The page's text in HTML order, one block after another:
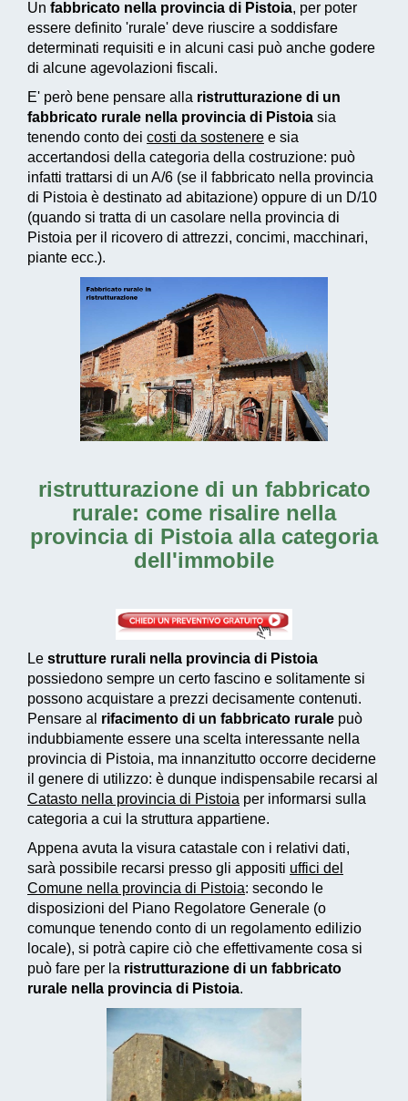
Un fabbricato nella provincia di Pistoia, per poter
essere definito 'rurale' deve riuscire a soddisfare
determinati requisiti e in alcuni casi può anche godere
di alcune agevolazioni fiscali.
E' però bene pensare alla ristrutturazione di un
fabbricato rurale nella provincia di Pistoia sia
tenendo conto dei costi da sostenere e sia
accertandosi della categoria della costruzione: può
infatti trattarsi di un A/6 (se il fabbricato nella provincia
di Pistoia è destinato ad abitazione) oppure di un D/10
(quando si tratta di un casolare nella provincia di
Pistoia per il ricovero di attrezzi, concimi, macchinari,
piante ecc.).
ristrutturazione di un fabbricato
rurale: come risalire nella
provincia di Pistoia alla categoria
dell'immobile
Le strutture rurali nella provincia di Pistoia
possiedono sempre un certo fascino e solitamente si
possono acquistare a prezzi decisamente contenuti.
Pensare al rifacimento di un fabbricato rurale può
indubbiamente essere una scelta interessante nella
provincia di Pistoia, ma innanzitutto occorre deciderne
il genere di utilizzo: è dunque indispensabile recarsi al
Catasto nella provincia di Pistoia per informarsi sulla
categoria a cui la struttura appartiene.
Appena avuta la visura catastale con i relativi dati,
sarà possibile recarsi presso gli appositi uffici del
Comune nella provincia di Pistoia: secondo le
disposizioni del Piano Regolatore Generale (o
comunque tenendo conto di un regolamento edilizio
locale), si potrà capire ciò che effettivamente cosa si
può fare per la ristrutturazione di un fabbricato
rurale nella provincia di Pistoia.